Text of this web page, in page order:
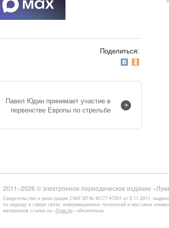
Поделиться:
Павел Юдин принимает участие в
первенстве Европы по стрельбе
2011–2026 © электронное периодическое издание
Свидетельство о регистрации СМИ ЭЛ № ФС77-47201 от 3.11.2011,
по надзору в сфере связи, информационных технологий и массовых
материалов ссылка на «Луки.ру» обязательна.